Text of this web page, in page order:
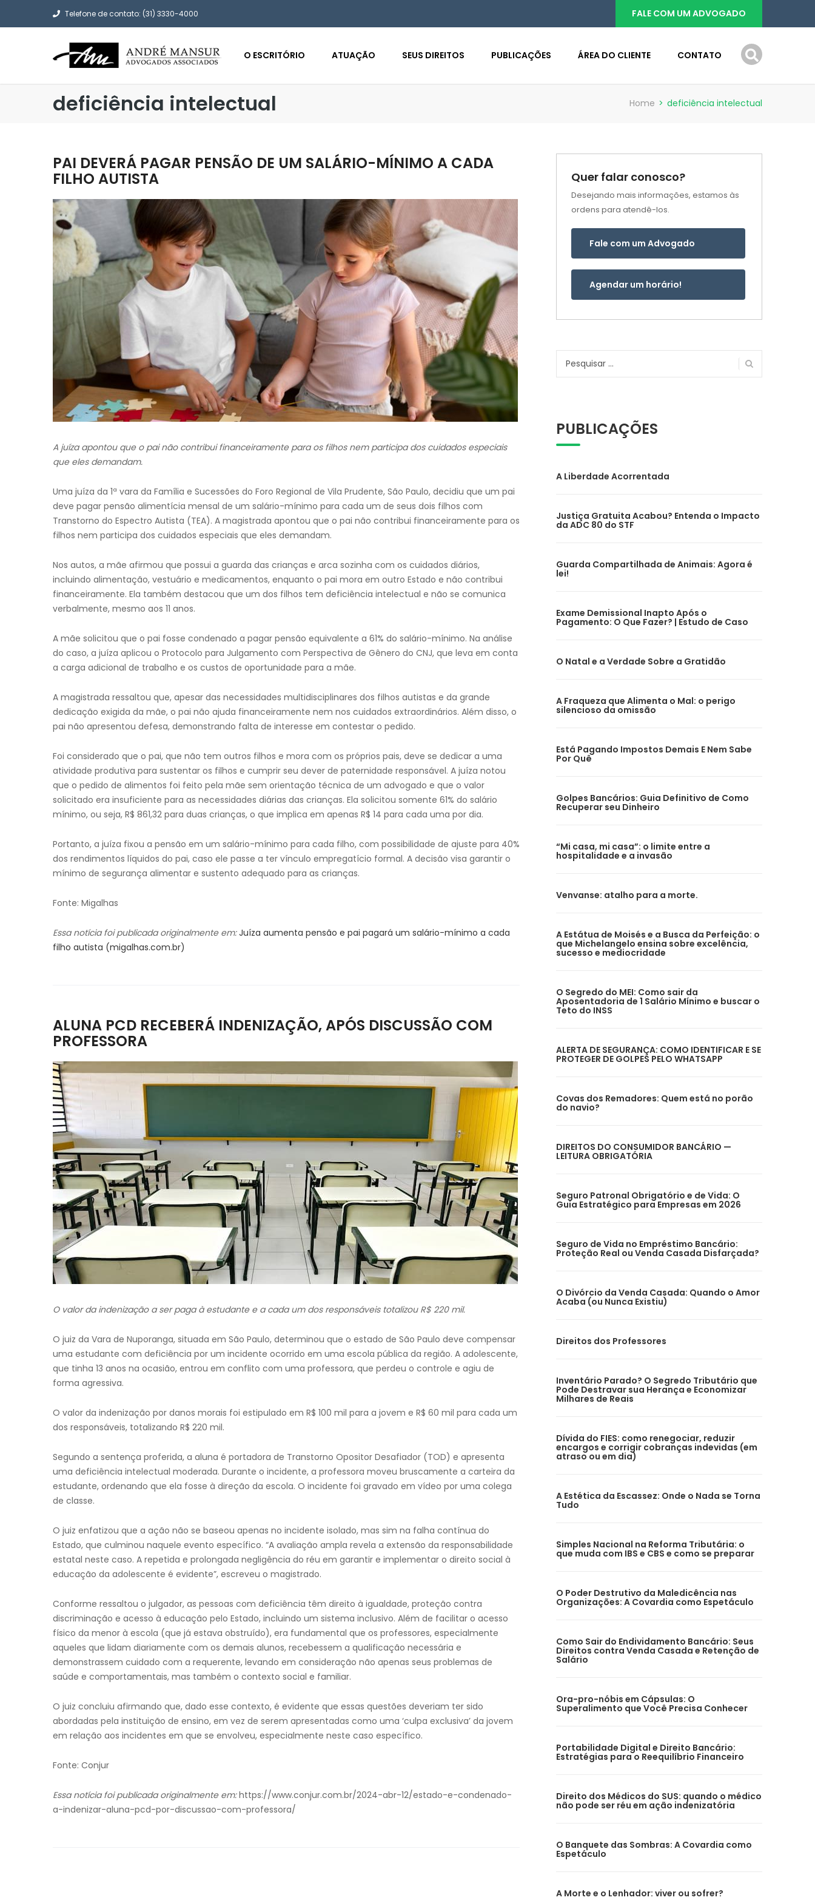
Telefone de contato: (31) 3330-4000 FALE COM UM ADVOGADO
O ESCRITÓRIO ATUAÇÃO SEUS DIREITOS PUBLICAÇÕES ÁREA DO CLIENTE CONTATO
deficiência intelectual Home > deficiência intelectual
PAI DEVERÁ PAGAR PENSÃO DE UM SALÁRIO-MÍNIMO A CADA
FILHO AUTISTA
A juíza apontou que o pai não contribui financeiramente para os filhos nem participa dos cuidados especiais
que eles demandam.
Uma juíza da 1ª vara da Família e Sucessões do Foro Regional de Vila Prudente, São Paulo, decidiu que um pai
deve pagar pensão alimentícia mensal de um salário-mínimo para cada um de seus dois filhos com
Transtorno do Espectro Autista (TEA). A magistrada apontou que o pai não contribui financeiramente para os
filhos nem participa dos cuidados especiais que eles demandam.
Nos autos, a mãe afirmou que possui a guarda das crianças e arca sozinha com os cuidados diários,
incluindo alimentação, vestuário e medicamentos, enquanto o pai mora em outro Estado e não contribui
financeiramente. Ela também destacou que um dos filhos tem deficiência intelectual e não se comunica
verbalmente, mesmo aos 11 anos.
A mãe solicitou que o pai fosse condenado a pagar pensão equivalente a 61% do salário-mínimo. Na análise
do caso, a juíza aplicou o Protocolo para Julgamento com Perspectiva de Gênero do CNJ, que leva em conta
a carga adicional de trabalho e os custos de oportunidade para a mãe.
A magistrada ressaltou que, apesar das necessidades multidisciplinares dos filhos autistas e da grande
dedicação exigida da mãe, o pai não ajuda financeiramente nem nos cuidados extraordinários. Além disso, o
pai não apresentou defesa, demonstrando falta de interesse em contestar o pedido.
Foi considerado que o pai, que não tem outros filhos e mora com os próprios pais, deve se dedicar a uma
atividade produtiva para sustentar os filhos e cumprir seu dever de paternidade responsável. A juíza notou
que o pedido de alimentos foi feito pela mãe sem orientação técnica de um advogado e que o valor
solicitado era insuficiente para as necessidades diárias das crianças. Ela solicitou somente 61% do salário
mínimo, ou seja, R$ 861,32 para duas crianças, o que implica em apenas R$ 14 para cada uma por dia.
Portanto, a juíza fixou a pensão em um salário-mínimo para cada filho, com possibilidade de ajuste para 40%
dos rendimentos líquidos do pai, caso ele passe a ter vínculo empregatício formal. A decisão visa garantir o
mínimo de segurança alimentar e sustento adequado para as crianças.
Fonte: Migalhas
Essa notícia foi publicada originalmente em: Juíza aumenta pensão e pai pagará um salário-mínimo a cada
filho autista (migalhas.com.br)
ALUNA PCD RECEBERÁ INDENIZAÇÃO, APÓS DISCUSSÃO COM
PROFESSORA
O valor da indenização a ser paga à estudante e a cada um dos responsáveis totalizou R$ 220 mil.
O juiz da Vara de Nuporanga, situada em São Paulo, determinou que o estado de São Paulo deve compensar
uma estudante com deficiência por um incidente ocorrido em uma escola pública da região. A adolescente,
que tinha 13 anos na ocasião, entrou em conflito com uma professora, que perdeu o controle e agiu de
forma agressiva.
O valor da indenização por danos morais foi estipulado em R$ 100 mil para a jovem e R$ 60 mil para cada um
dos responsáveis, totalizando R$ 220 mil.
Segundo a sentença proferida, a aluna é portadora de Transtorno Opositor Desafiador (TOD) e apresenta
uma deficiência intelectual moderada. Durante o incidente, a professora moveu bruscamente a carteira da
estudante, ordenando que ela fosse à direção da escola. O incidente foi gravado em vídeo por uma colega
de classe.
O juiz enfatizou que a ação não se baseou apenas no incidente isolado, mas sim na falha contínua do
Estado, que culminou naquele evento específico. “A avaliação ampla revela a extensão da responsabilidade
estatal neste caso. A repetida e prolongada negligência do réu em garantir e implementar o direito social à
educação da adolescente é evidente”, escreveu o magistrado.
Conforme ressaltou o julgador, as pessoas com deficiência têm direito à igualdade, proteção contra
discriminação e acesso à educação pelo Estado, incluindo um sistema inclusivo. Além de facilitar o acesso
físico da menor à escola (que já estava obstruído), era fundamental que os professores, especialmente
aqueles que lidam diariamente com os demais alunos, recebessem a qualificação necessária e
demonstrassem cuidado com a requerente, levando em consideração não apenas seus problemas de
saúde e comportamentais, mas também o contexto social e familiar.
O juiz concluiu afirmando que, dado esse contexto, é evidente que essas questões deveriam ter sido
abordadas pela instituição de ensino, em vez de serem apresentadas como uma ‘culpa exclusiva’ da jovem
em relação aos incidentes em que se envolveu, especialmente neste caso específico.
Fonte: Conjur
Essa notícia foi publicada originalmente em:https://www.conjur.com.br/2024-abr-12/estado-e-condenado-
a-indenizar-aluna-pcd-por-discussao-com-professora/
Quer falar conosco?
Desejando mais informações, estamos às
ordens para atendê-los.
Fale com um Advogado
Agendar um horário!
Pesquisar
PUBLICAÇÕES
A Liberdade Acorrentada
Justiça Gratuita Acabou? Entenda o Impacto
da ADC 80 do STF
Guarda Compartilhada de Animais: Agora é
lei!
Exame Demissional Inapto Após o
Pagamento: O Que Fazer? | Estudo de Caso
O Natal e a Verdade Sobre a Gratidão
A Fraqueza que Alimenta o Mal: o perigo
silencioso da omissão
Está Pagando Impostos Demais E Nem Sabe
Por Quê
Golpes Bancários: Guia Definitivo de Como
Recuperar seu Dinheiro
“Mi casa, mi casa”: o limite entre a
hospitalidade e a invasão
Venvanse: atalho para a morte.
A Estátua de Moisés e a Busca da Perfeição: o
que Michelangelo ensina sobre excelência,
sucesso e mediocridade
O Segredo do MEI: Como sair da
Aposentadoria de 1 Salário Mínimo e buscar o
Teto do INSS
ALERTA DE SEGURANÇA: COMO IDENTIFICAR E SE
PROTEGER DE GOLPES PELO WHATSAPP
Covas dos Remadores: Quem está no porão
do navio?
DIREITOS DO CONSUMIDOR BANCÁRIO —
LEITURA OBRIGATÓRIA
Seguro Patronal Obrigatório e de Vida: O
Guia Estratégico para Empresas em 2026
Seguro de Vida no Empréstimo Bancário:
Proteção Real ou Venda Casada Disfarçada?
O Divórcio da Venda Casada: Quando o Amor
Acaba (ou Nunca Existiu)
Direitos dos Professores
Inventário Parado? O Segredo Tributário que
Pode Destravar sua Herança e Economizar
Milhares de Reais
Dívida do FIES: como renegociar, reduzir
encargos e corrigir cobranças indevidas (em
atraso ou em dia)
A Estética da Escassez: Onde o Nada se Torna
Tudo
Simples Nacional na Reforma Tributária: o
que muda com IBS e CBS e como se preparar
O Poder Destrutivo da Maledicência nas
Organizações: A Covardia como Espetáculo
Como Sair do Endividamento Bancário: Seus
Direitos contra Venda Casada e Retenção de
Salário
Ora-pro-nóbis em Cápsulas: O
Superalimento que Você Precisa Conhecer
Portabilidade Digital e Direito Bancário:
Estratégias para o Reequilíbrio Financeiro
Direito dos Médicos do SUS: quando o médico
não pode ser réu em ação indenizatória
O Banquete das Sombras: A Covardia como
Espetáculo
A Morte e o Lenhador: viver ou sofrer?